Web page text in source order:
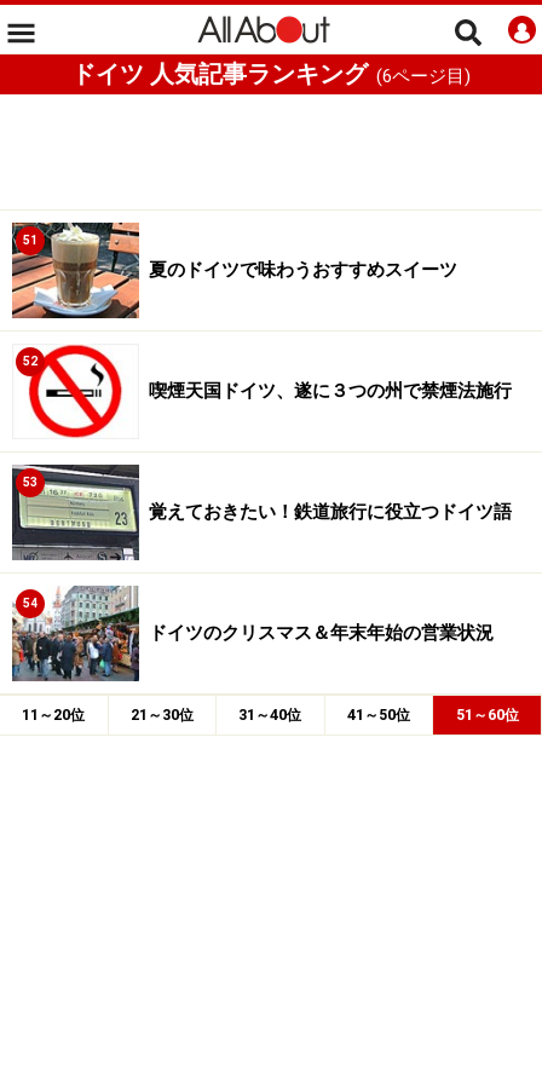
ドイツ 人気記事ランキング (6ページ目)
51
夏のドイツで味わうおすすめスイーツ
52
喫煙天国ドイツ、遂に３つの州で禁煙法施行
53
覚えておきたい！鉄道旅行に役立つドイツ語
54
ドイツのクリスマス＆年末年始の営業状況
11～20位 21～30位 31～40位 41～50位 51～60位